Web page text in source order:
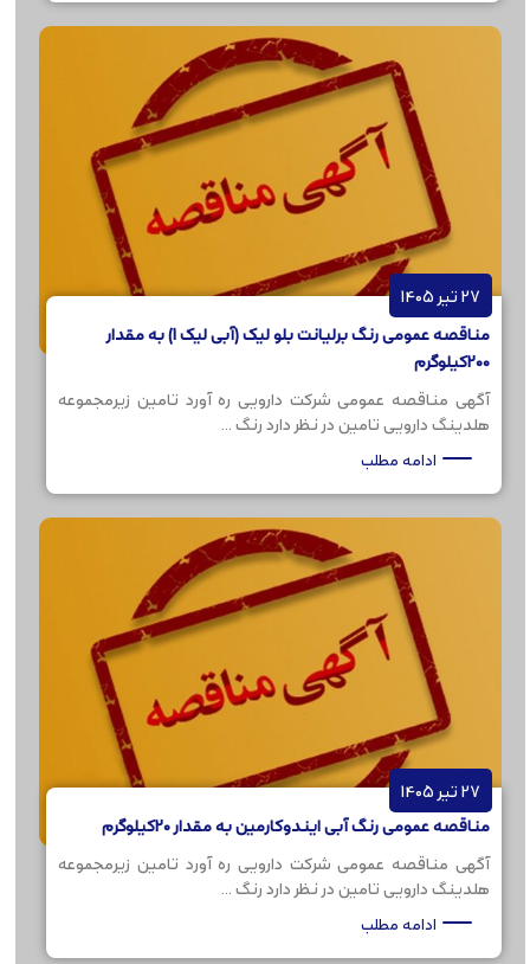
27 تیر 1405
مناقصه عمومی رنگ برلیانت بلو لیک (آبی لیک 1) به مقدار
200کیلوگرم
آگهی مناقصه عمومی شرکت دارویی ره آورد تامین زیرمجموعه
هلدینگ دارویی تامین در نظر دارد رنگ ...
ادامه مطلب
27 تیر 1405
مناقصه عمومی رنگ آبی ایندوکارمین به مقدار 20کیلوگرم
آگهی مناقصه عمومی شرکت دارویی ره آورد تامین زیرمجموعه
هلدینگ دارویی تامین در نظر دارد رنگ ...
ادامه مطلب